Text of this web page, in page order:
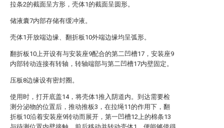
拉条2的截面呈方形，壳体1的截面呈圆形。
储液囊7内部存储有缓冲液。
壳体1开放端边缘、翻折板10外端边缘均呈弧形。
翻折板10上开设有与安装座9配合的第二凹槽17，安装座9
内部转动连接有转轴，转轴端部与第二凹槽17内壁固定。
压板8边缘设有密封圈。
使用时，打开底盖14，将壳体1推入阴道内。到达需要检
测分泌物的位置后，推动推板3，在拉绳11的作用下，翻
折板10沿着安装座9转动而展开，第一凹槽12上的棉条13